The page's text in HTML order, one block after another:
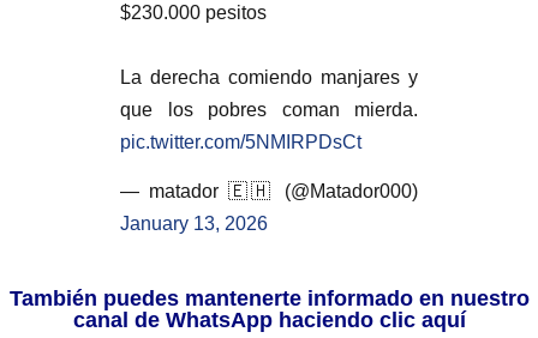
$230.000 pesitos
La derecha comiendo manjares y
que los pobres coman mierda.
pic.twitter.com/5NMIRPDsCt
— matador 🇪🇭 (@Matador000)
January 13, 2026
También puedes mantenerte informado en nuestro
canal de WhatsApp haciendo clic aquí